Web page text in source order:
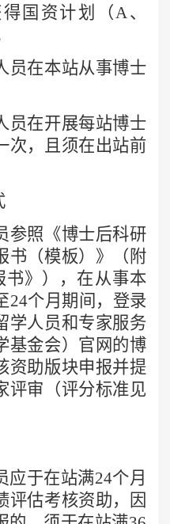
国资计划（A、
员在本站从事博士
员在开展每站博士
次，且须在出站前
参照《博士后科研
书（模板）》（附
书》），在从事本
24个月期间，登录
学人员和专家服务
基金会）官网的博
资助版块申报并提
评审（评分标准见
应于在站满24个月
评估考核资助，因